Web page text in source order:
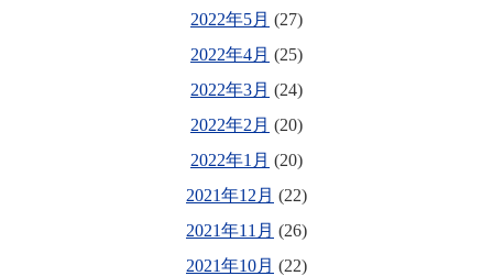
2022年5月 (27)
2022年4月 (25)
2022年3月 (24)
2022年2月 (20)
2022年1月 (20)
2021年12月 (22)
2021年11月 (26)
2021年10月 (22)